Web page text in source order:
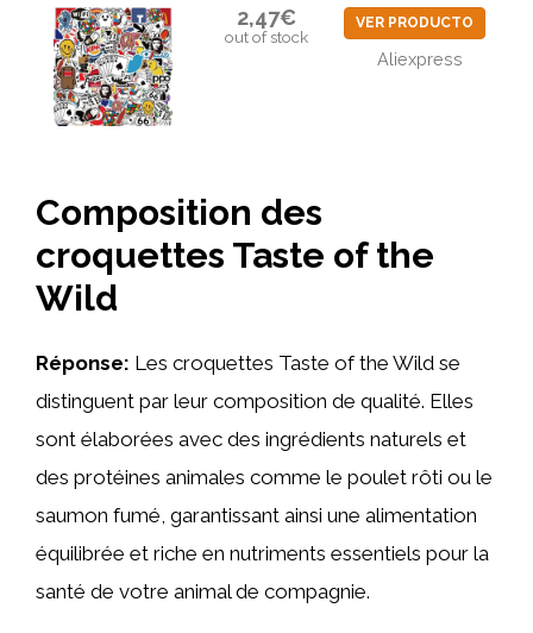
2,47€
out of stock
VER PRODUCTO
Aliexpress
Composition des
croquettes Taste of the
Wild
Réponse: Les croquettes Taste of the Wild se
distinguent par leur composition de qualité. Elles
sont élaborées avec des ingrédients naturels et
des protéines animales comme le poulet rôti ou le
saumon fumé, garantissant ainsi une alimentation
équilibrée et riche en nutriments essentiels pour la
santé de votre animal de compagnie.